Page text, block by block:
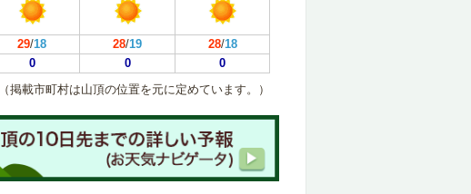
29/18 28/19 28/18
0 0
0
（掲載市町村は山頂の位置を元に定めています。）